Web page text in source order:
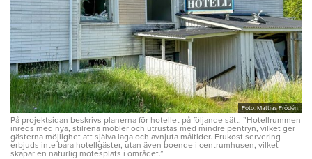
Foto: Mattias Frödén
På projektsidan beskrivs planerna för hotellet på följande sätt: ”Hotellrummen
inreds med nya, stilrena möbler och utrustas med mindre pentryn, vilket ger
gästerna möjlighet att själva laga och avnjuta måltider. Frukost servering
erbjuds inte bara hotellgäster, utan även boende i centrumhusen, vilket
skapar en naturlig mötesplats i området.”